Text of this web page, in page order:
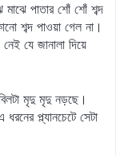
মাঝে পাতার শোঁ শোঁ শব্দ
শব্দ পাওয়া গেল না।
যে জানালা দিয়ে
মৃদু মৃদু নড়ছে।
প্ল্যানচেটে সেটা